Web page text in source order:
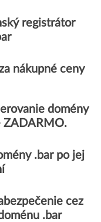
registrátor
nákupné ceny
domény
ZADARMO.
.bar po jej
cez
.bar